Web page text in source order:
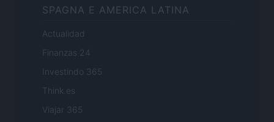
SPAGNA E AMERICA LATINA
Actualidad
Finanzas 24
Investindo 365
Think.es
Viajar 365